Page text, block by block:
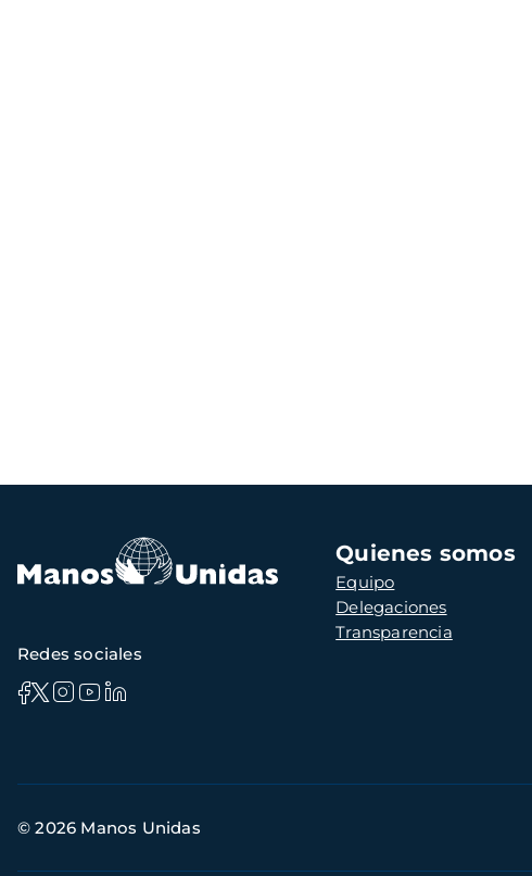
Navegación
principal
Quienes somos
Equipo
Delegaciones
Transparencia
Redes sociales
de
© 2026 Manos Unidas